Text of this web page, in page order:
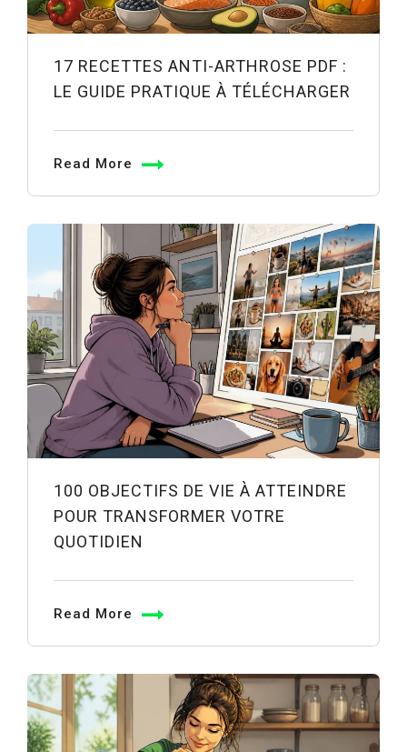
17 RECETTES ANTI-ARTHROSE PDF :
LE GUIDE PRATIQUE À TÉLÉCHARGER
Read More
100 OBJECTIFS DE VIE À ATTEINDRE
POUR TRANSFORMER VOTRE
QUOTIDIEN
Read More